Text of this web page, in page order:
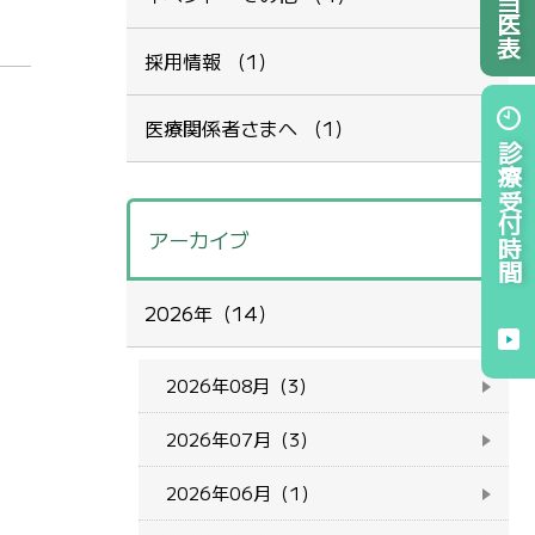
診療受付時間
採用情報 （1）
医療関係者さまへ （1）
アーカイブ
2026年（14）
2026年08月（3）
2026年07月（3）
2026年06月（1）